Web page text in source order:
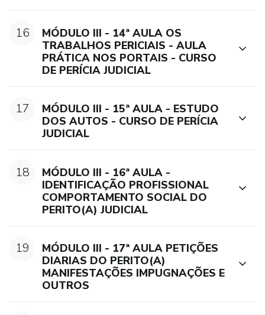
16
MÓDULO III - 14ª AULA OS
TRABALHOS PERICIAIS - AULA
PRÁTICA NOS PORTAIS - CURSO
DE PERÍCIA JUDICIAL
17
MÓDULO III - 15ª AULA - ESTUDO
DOS AUTOS - CURSO DE PERÍCIA
JUDICIAL
18
MÓDULO III - 16ª AULA -
IDENTIFICAÇÃO PROFISSIONAL
COMPORTAMENTO SOCIAL DO
PERITO(A) JUDICIAL
19
MÓDULO III - 17ª AULA PETIÇÕES
DIARIAS DO PERITO(A)
MANIFESTAÇÕES IMPUGNAÇÕES E
OUTROS